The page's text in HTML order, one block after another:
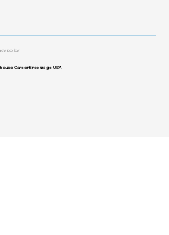
policy
Career Encourage USA